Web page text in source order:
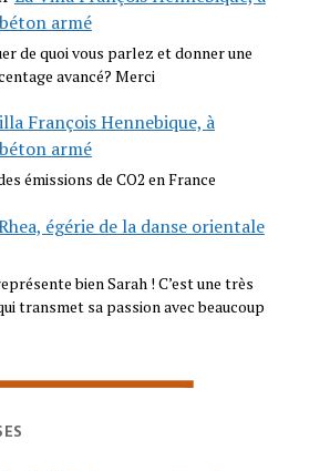
armé
de quoi vous parlez et donner une
avancé? Merci
François Hennebique, à
armé
émissions de CO2 en France
égérie de la danse orientale
bien Sarah ! C’est une très
transmet sa passion avec beaucoup